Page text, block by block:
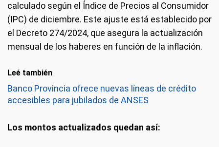
calculado según el Índice de Precios al Consumidor
(IPC) de diciembre. Este ajuste está establecido por
el Decreto 274/2024, que asegura la actualización
mensual de los haberes en función de la inflación.
Leé también
Banco Provincia ofrece nuevas líneas de crédito
accesibles para jubilados de ANSES
Los montos actualizados quedan así: